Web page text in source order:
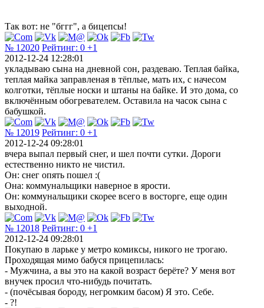
Так вот: не "бггг", а бицепсы!
№ 12020 Рейтинг: 0 +1
2012-12-24 12:28:01
укладываю сына на дневной сон, раздеваю. Теплая байка,
теплая майка заправленая в тёплые, мать их, с начесом
колготки, тёплые носки и штаны на байке. И это дома, со
включённым обогревателем. Оставила на часок сына с
бабушкой.
№ 12019 Рейтинг: 0 +1
2012-12-24 09:28:01
вчера выпал первый снег, и шел почти сутки. Дороги
естественно никто не чистил.
Он: снег опять пошел :(
Она: коммунальщики наверное в ярости.
Он: коммунальщики скорее всего в восторге, еще один
выходной.
№ 12018 Рейтинг: 0 +1
2012-12-24 09:28:01
Покупаю в ларьке у метро комиксы, никого не трогаю.
Проходящая мимо бабуся прицепилась:
- Мужчина, а вы это на какой возраст берёте? У меня вот
внучек просил что-нибудь почитать.
- (почёсывая бороду, негромким басом) Я это. Себе.
- ?!